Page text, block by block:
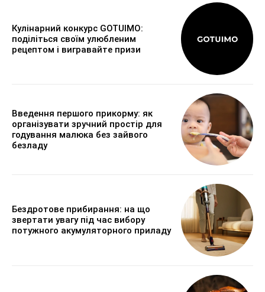
Кулінарний конкурс GOTUIMO:
поділіться своїм улюбленим
рецептом і вигравайте призи
Введення першого прикорму: як
організувати зручний простір для
годування малюка без зайвого
безладу
Бездротове прибирання: на що
звертати увагу під час вибору
потужного акумуляторного приладу